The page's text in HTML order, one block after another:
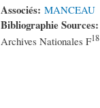
Associés: MANCEAU
Bibliographie Sources:
Archives Nationales F18